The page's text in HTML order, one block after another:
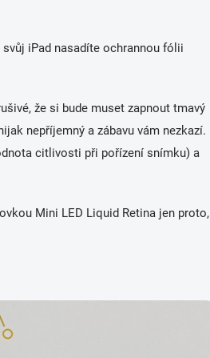
iPad nasadíte ochrannou fólii
že si bude muset zapnout tmavý
nepříjemný a zábavu vám nezkazí.
citlivosti při pořízení snímku) a
Mini LED Liquid Retina jen proto,